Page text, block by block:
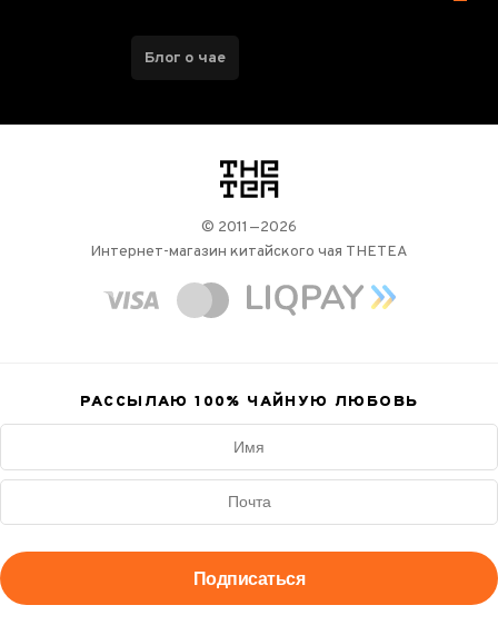
Блог о чае
логотип
© 2011—2026
Интернет-магазин китайского чая THETEA
РАССЫЛАЮ 100% ЧАЙНУЮ ЛЮБОВЬ
Подписаться